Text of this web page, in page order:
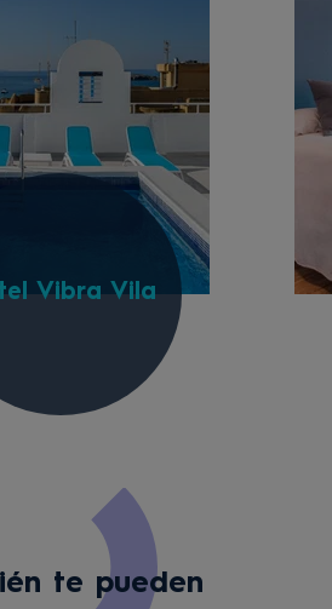
Vibra Vila
te pueden